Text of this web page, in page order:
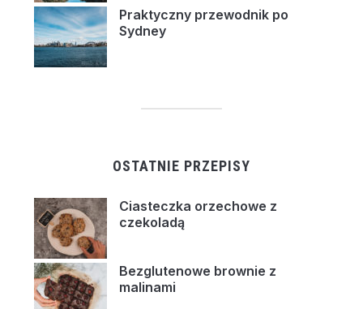
Praktyczny przewodnik po
Sydney
OSTATNIE PRZEPISY
Ciasteczka orzechowe z
czekoladą
Bezglutenowe brownie z
malinami